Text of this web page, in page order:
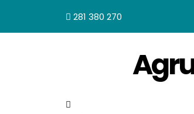
281 380 270